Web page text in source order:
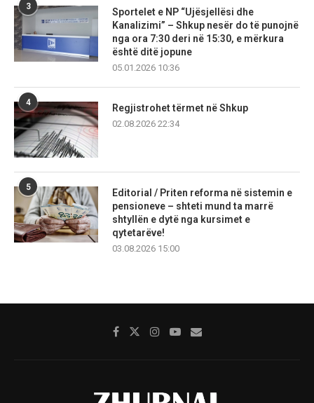
3
Sportelet e NP “Ujësjellësi dhe
Kanalizimi” – Shkup nesër do të punojnë
nga ora 7:30 deri në 15:30, e mërkura
është ditë jopune
05.01.2026 10:36
4
Regjistrohet tërmet në Shkup
02.08.2026 22:34
5
Editorial / Priten reforma në sistemin e
pensioneve – shteti mund ta marrë
shtyllën e dytë nga kursimet e
qytetarëve!
03.08.2026 15:00